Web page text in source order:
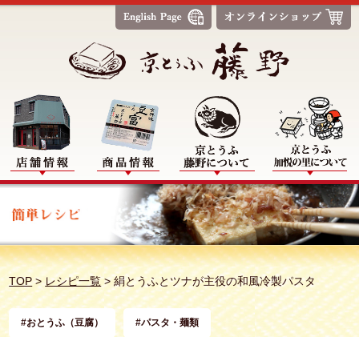
TOP>レシピ一覧>絹とうふとツナが主役の和風冷製パスタ
#おとうふ（豆腐） #パスタ・麺類